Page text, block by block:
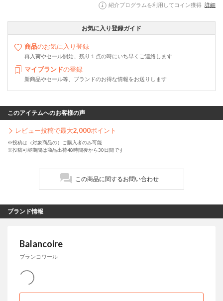
紹介プログラムを利用してコイン獲得 詳細
お気に入り登録ガイド
商品のお気に入り登録
再入荷やセール開始、残り１点の時にいち早くご連絡します
マイブランドの登録
新商品やセール等、ブランドのお得な情報をお送りします
このアイテムへのお客様の声
レビュー投稿で最大2,000ポイント
※投稿は（対象商品の）ご購入者のみ可能
※投稿可能期間は商品出荷48時間後から30日間です
この商品に関するお問い合わせ
ブランド情報
Balancoire
ブランコワール